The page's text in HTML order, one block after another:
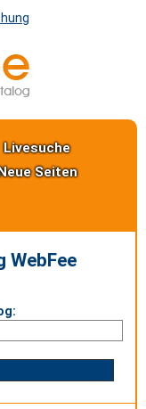
Livesuche
Seiten
WebFee